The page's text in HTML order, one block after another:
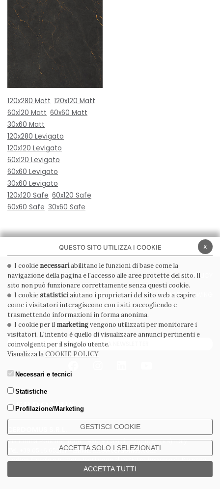
120x280 Matt 120x120 Matt
60x120 Matt 60x60 Matt
30x60 Matt
120x280 Levigato
120x120 Levigato
60x120 Levigato
60x60 Levigato
30x60 Levigato
120x120 Safe 60x120 Safe
60x60 Safe 30x60 Safe
Via Emilia Ponente, 1000 - 48014 Castel Bolognese (RA) Italy
Tel. +39.0546.652111 - Email: info@cerdomus.com
Codice Fiscale e numero iscrizione al registro imprese di Ravenna
02620780391 - REA RA 217992 - Capitale Sociale Euro 20.000.000 i.v.
PRIVACY POLICY COOKIE POLICY
CONDIZIONI GENERALI WHISTLEBLOWING
CODICE ETICO
ISCRIVITI ALLA NEWSLETTER
x
QUESTO SITO UTILIZZA I COOKIE
I cookie necessariabilitano le funzioni di base come la
navigazione della pagina e l'accesso alle aree protette del sito. Il
sito non può funzionare correttamente senza questi cookie.
I cookiestatisticiaiutano i proprietari del sito web a capire
come i visitatori interagiscono con i siti raccogliendo e
trasmettendo informazioni in forma anonima.
I cookie per il marketingvengono utilizzati per monitorare i
visitatori. L'intento è quello di visualizzare annunci pertinenti e
coinvolgenti per il singolo utente.
Visualizza laCOOKIE POLICY
Necessari e tecnici
Statistiche
Profilazione/Marketing
GESTISCI COOKIE
ACCETTA SOLO I SELEZIONATI
ACCETTA TUTTI